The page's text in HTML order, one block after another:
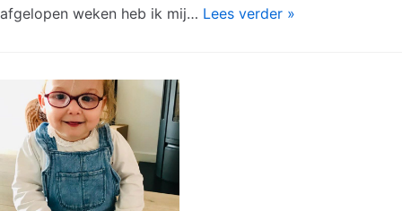
afgelopen weken heb ik mij… Lees verder »